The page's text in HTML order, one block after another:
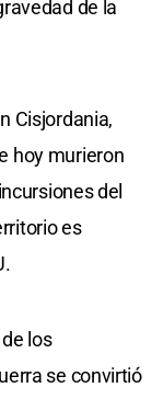
de la
Cisjordania,
hoy murieron
del
es
los
se convirtió